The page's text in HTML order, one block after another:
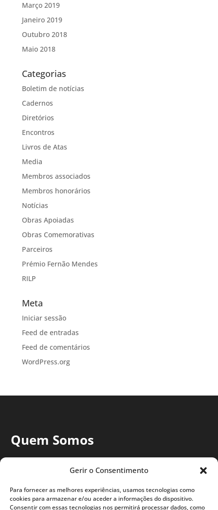
Gerir o Consentimento
Para fornecer as melhores experiências, usamos tecnologias como
cookies para armazenar e/ou aceder a informações do dispositivo.
Consentir com essas tecnologias nos permitirá processar dados, como
Março 2019
Janeiro 2019
Outubro 2018
Maio 2018
Categorias
Boletim de notícias
Cadernos
Diretórios
Encontros
Livros de Atas
Media
Membros associados
Membros honorários
Notícias
Obras Apoiadas
Obras Comemorativas
Parceiros
Prémio Fernão Mendes
RILP
Meta
Iniciar sessão
Feed de entradas
Feed de comentários
WordPress.org
Quem Somos
A Associação das Universidades de Língua Portuguesa
(AULP) é uma ONG internacional, criada em 1986, que
promove a cooperação e troca de informação entre
Universidades e Institutos Superiores. Somos mais de 130
membros dos oito países de língua oficial portuguesa –